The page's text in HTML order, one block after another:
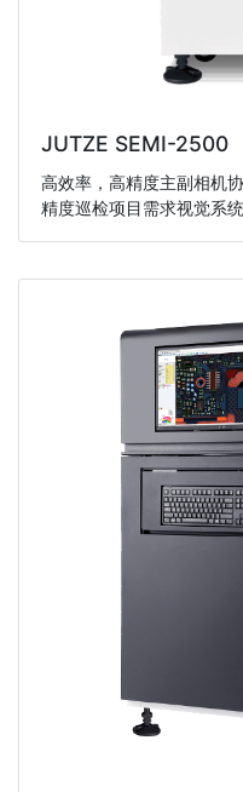
JUTZE SEMI-2500
高效率，高精度主副相机
精度巡检项目需求视觉系